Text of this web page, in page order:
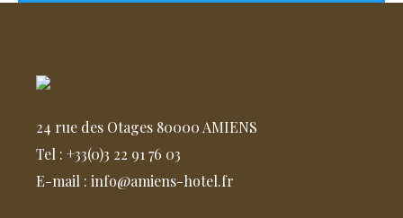
24 rue des Otages 80000 AMIENS
Tel : +33(0)3 22 91 76 03
E-mail : info@amiens-hotel.fr